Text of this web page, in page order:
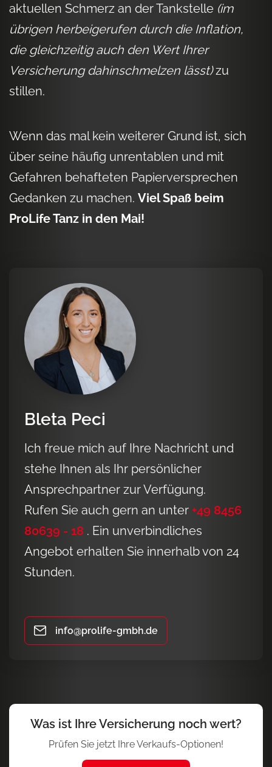
aktuellen Schmerz an der Tankstelle (im
übrigen herbeigerufen durch die Inflation,
die gleichzeitig auch den Wert Ihrer
Versicherung dahinschmelzen lässt)zu
stillen.
Wenn das mal kein weiterer Grund ist, sich
über seine häufig unrentablen und mit
Gefahren behafteten Papierversprechen
Gedanken zu machen. Viel Spaß beim
ProLife Tanz in den Mai!
Bleta Peci
Ich freue mich auf Ihre Nachricht und
stehe Ihnen als Ihr persönlicher
Ansprechpartner zur Verfügung.
Rufen Sie auch gern an unter +49 8456
80639 - 18 . Ein unverbindliches
Angebot erhalten Sie innerhalb von 24
Stunden.
info@prolife-gmbh.de
Was ist Ihre Versicherung noch wert?
Prüfen Sie jetzt Ihre Verkaufs-Optionen!